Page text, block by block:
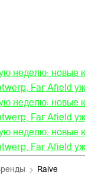
неделю: новые
Far Afield
неделю: новые
Far Afield
неделю: новые
Far Afield
Raive